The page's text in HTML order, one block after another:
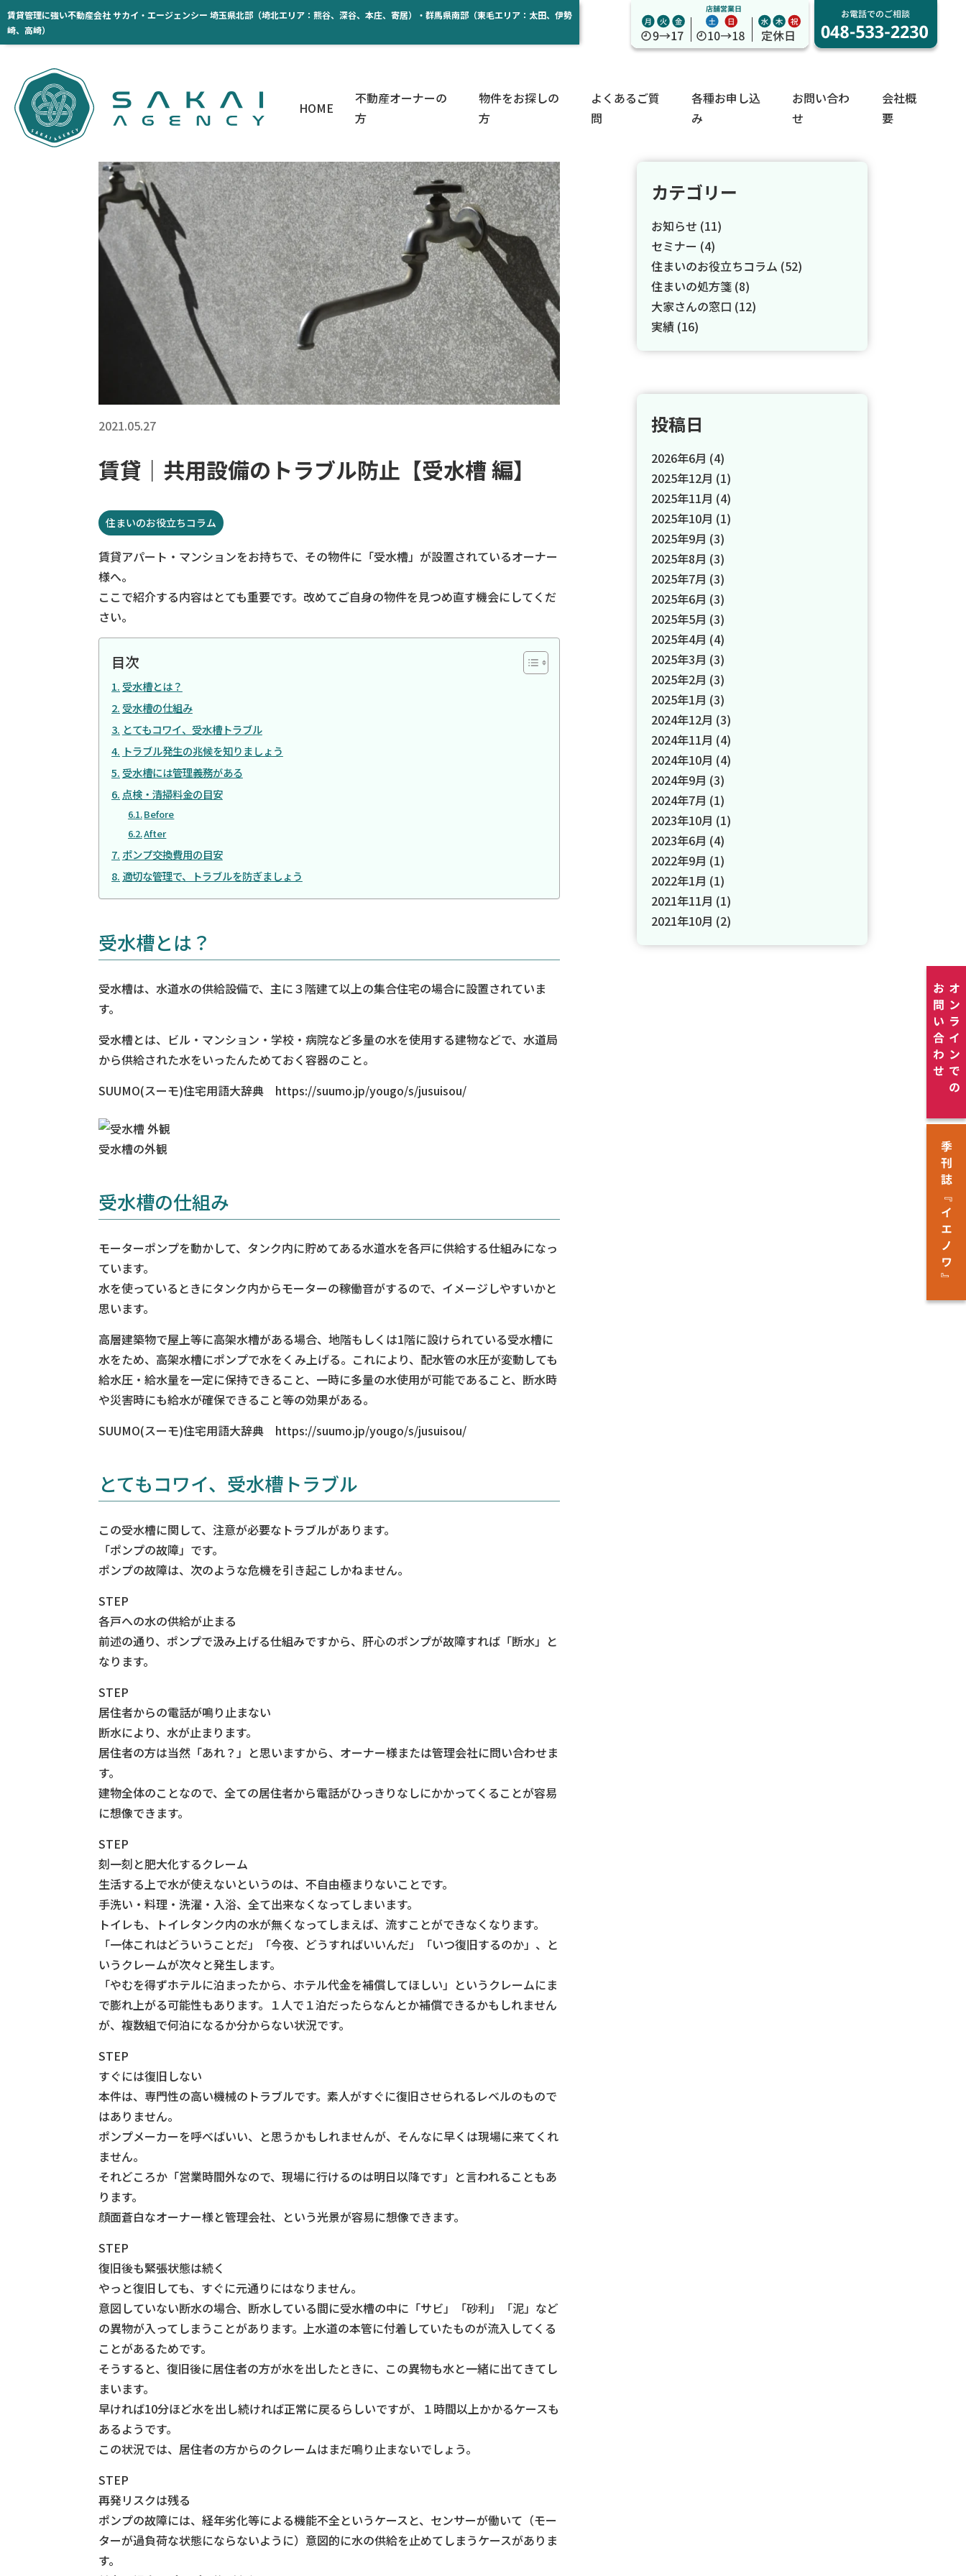
賃貸管理に強い不動産会社 サカイ・エージェンシー 埼玉県北部（埼北エリア：熊谷、深谷、本庄、寄居）・群馬県南部（東毛エリア：太田、伊勢
崎、高崎）
HOME
不動産オーナーの
方
物件をお探しの
方
よくあるご質
問
各種お申し込
み
お問い合わ
せ
会社概
要
2021.05.27
賃貸｜共用設備のトラブル防止【受水槽 編】
住まいのお役立ちコラム
賃貸アパート・マンションをお持ちで、その物件に「受水槽」が設置されているオーナー
様へ。
ここで紹介する内容はとても重要です。改めてご自身の物件を見つめ直す機会にしてくだ
さい。
目次
受水槽とは？
受水槽の仕組み
とてもコワイ、受水槽トラブル
トラブル発生の兆候を知りましょう
受水槽には管理義務がある
点検・清掃料金の目安
Before
After
ポンプ交換費用の目安
適切な管理で、トラブルを防ぎましょう
受水槽とは？
受水槽は、水道水の供給設備で、主に３階建て以上の集合住宅の場合に設置されていま
す。
受水槽とは、ビル・マンション・学校・病院など多量の水を使用する建物などで、水道局
から供給された水をいったんためておく容器のこと。
SUUMO(スーモ)住宅用語大辞典 https://suumo.jp/yougo/s/jusuisou/
受水槽の外観
受水槽の仕組み
モーターポンプを動かして、タンク内に貯めてある水道水を各戸に供給する仕組みになっ
ています。
水を使っているときにタンク内からモーターの稼働音がするので、イメージしやすいかと
思います。
高層建築物で屋上等に高架水槽がある場合、地階もしくは1階に設けられている受水槽に
水をため、高架水槽にポンプで水をくみ上げる。これにより、配水管の水圧が変動しても
給水圧・給水量を一定に保持できること、一時に多量の水使用が可能であること、断水時
や災害時にも給水が確保できること等の効果がある。
SUUMO(スーモ)住宅用語大辞典 https://suumo.jp/yougo/s/jusuisou/
とてもコワイ、受水槽トラブル
この受水槽に関して、注意が必要なトラブルがあります。
「ポンプの故障」です。
ポンプの故障は、次のような危機を引き起こしかねません。
STEP
各戸への水の供給が止まる
前述の通り、ポンプで汲み上げる仕組みですから、肝心のポンプが故障すれば「断水」と
なります。
STEP
居住者からの電話が鳴り止まない
断水により、水が止まります。
居住者の方は当然「あれ？」と思いますから、オーナー様または管理会社に問い合わせま
す。
建物全体のことなので、全ての居住者から電話がひっきりなしにかかってくることが容易
に想像できます。
STEP
刻一刻と肥大化するクレーム
生活する上で水が使えないというのは、不自由極まりないことです。
手洗い・料理・洗濯・入浴、全て出来なくなってしまいます。
トイレも、トイレタンク内の水が無くなってしまえば、流すことができなくなります。
「一体これはどういうことだ」「今夜、どうすればいいんだ」「いつ復旧するのか」、と
いうクレームが次々と発生します。
「やむを得ずホテルに泊まったから、ホテル代金を補償してほしい」というクレームにま
で膨れ上がる可能性もあります。１人で１泊だったらなんとか補償できるかもしれません
が、複数組で何泊になるか分からない状況です。
STEP
すぐには復旧しない
本件は、専門性の高い機械のトラブルです。素人がすぐに復旧させられるレベルのもので
はありません。
ポンプメーカーを呼べばいい、と思うかもしれませんが、そんなに早くは現場に来てくれ
ません。
それどころか「営業時間外なので、現場に行けるのは明日以降です」と言われることもあ
ります。
顔面蒼白なオーナー様と管理会社、という光景が容易に想像できます。
STEP
復旧後も緊張状態は続く
やっと復旧しても、すぐに元通りにはなりません。
意図していない断水の場合、断水している間に受水槽の中に「サビ」「砂利」「泥」など
の異物が入ってしまうことがあります。上水道の本管に付着していたものが流入してくる
ことがあるためです。
そうすると、復旧後に居住者の方が水を出したときに、この異物も水と一緒に出てきてし
まいます。
早ければ10分ほど水を出し続ければ正常に戻るらしいですが、１時間以上かかるケースも
あるようです。
この状況では、居住者の方からのクレームはまだ鳴り止まないでしょう。
STEP
再発リスクは残る
ポンプの故障には、経年劣化等による機能不全というケースと、センサーが働いて（モー
ターが過負荷な状態にならないように）意図的に水の供給を止めてしまうケースがありま
す。
カテゴリー
お知らせ (11)
セミナー (4)
住まいのお役立ちコラム (52)
住まいの処方箋 (8)
大家さんの窓口 (12)
実績 (16)
投稿日
2026年6月 (4)
2025年12月 (1)
2025年11月 (4)
2025年10月 (1)
2025年9月 (3)
2025年8月 (3)
2025年7月 (3)
2025年6月 (3)
2025年5月 (3)
2025年4月 (4)
2025年3月 (3)
2025年2月 (3)
2025年1月 (3)
2024年12月 (3)
2024年11月 (4)
2024年10月 (4)
2024年9月 (3)
2024年7月 (1)
2023年10月 (1)
2023年6月 (4)
2022年9月 (1)
2022年1月 (1)
2021年11月 (1)
2021年10月 (2)